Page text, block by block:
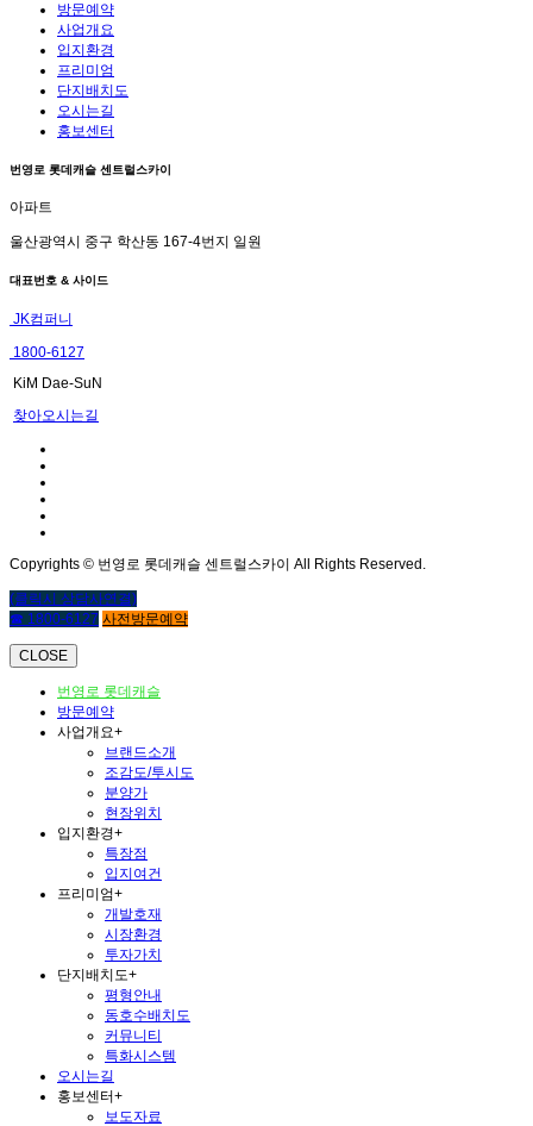
방문예약
사업개요
입지환경
프리미엄
단지배치도
오시는길
홍보센터
번영로 롯데캐슬 센트럴스카이
아파트
울산광역시 중구 학산동 167-4번지 일원
대표번호 & 사이드
JK컴퍼니
1800-6127
KiM Dae-SuN
찾아오시는길
Copyrights © 번영로 롯데캐슬 센트럴스카이 All Rights Reserved.
(클릭시 상담사연결)
☎ 1800-6127 사전방문예약
CLOSE
번영로 롯데캐슬
방문예약
사업개요+
브랜드소개
조감도/투시도
분양가
현장위치
입지환경+
특장점
입지여건
프리미엄+
개발호재
시장환경
투자가치
단지배치도+
평형안내
동호수배치도
커뮤니티
특화시스템
오시는길
홍보센터+
보도자료